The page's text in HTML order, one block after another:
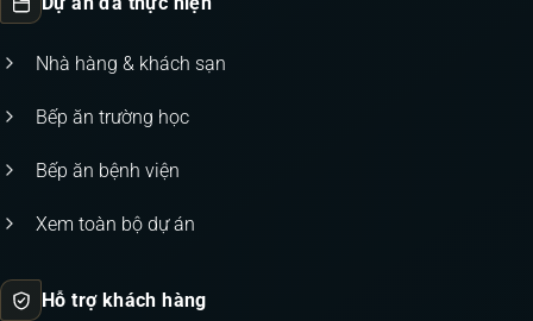
Nhà hàng & khách sạn
Bếp ăn trường học
Bếp ăn bệnh viện
Xem toàn bộ dự án
Hỗ trợ khách hàng